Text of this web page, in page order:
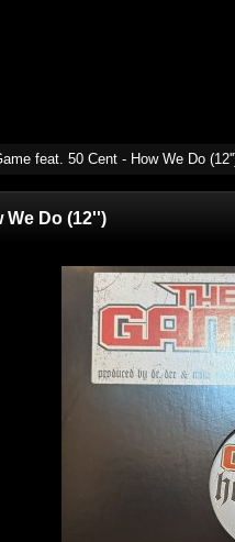
feat. 50 Cent - How We Do
We Do (12'')